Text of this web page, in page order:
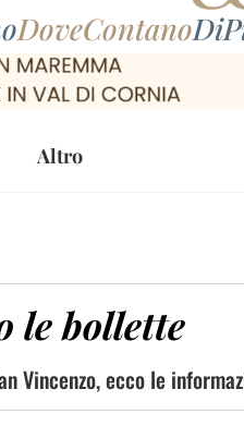
DoveContano
Altro
le bollette
Vincenzo, ecco le